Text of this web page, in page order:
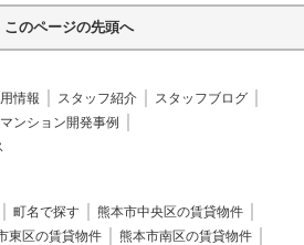
このページの先頭へ
情報 スタッフ紹介
スタッフブログ
マンション開発事例
町名で探す
熊本市中央区の賃貸物件
東区の賃貸物件
熊本市南区の賃貸物件